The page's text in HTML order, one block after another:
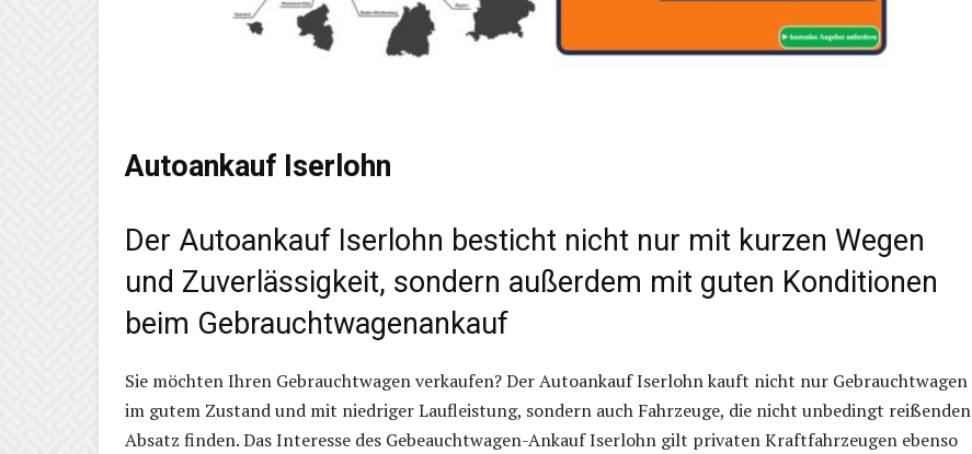
Autoankauf Iserlohn
Der Autoankauf Iserlohn besticht nicht nur mit kurzen Wegen
und Zuverlässigkeit, sondern außerdem mit guten Konditionen
beim Gebrauchtwagenankauf
Sie möchten Ihren Gebrauchtwagen verkaufen? Der Autoankauf Iserlohn kauft nicht nur Gebrauchtwagen
im gutem Zustand und mit niedriger Laufleistung, sondern auch Fahrzeuge, die nicht unbedingt reißenden
Absatz finden. Das Interesse des Gebeauchtwagen-Ankauf Iserlohn gilt privaten Kraftfahrzeugen ebenso